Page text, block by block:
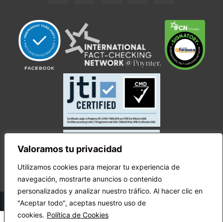
Valoramos tu privacidad
Utilizamos cookies para mejorar tu experiencia de
navegación, mostrarte anuncios o contenido
personalizados y analizar nuestro tráfico. Al hacer clic en
"Aceptar todo", aceptas nuestro uso de
cookies. Política de Cookies
© Copyright Ecuador Chequea 2025.